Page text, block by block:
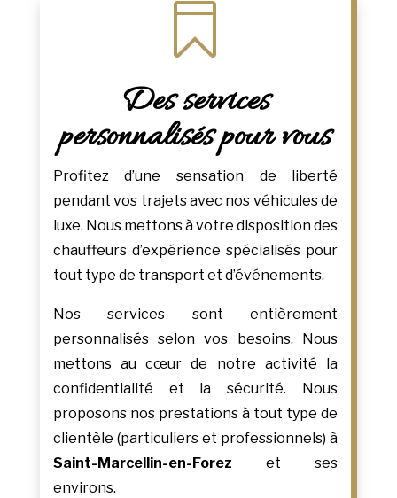

Des services
personnalisés pour vous
Profitez d’une sensation de liberté
pendant vos trajets avec nos véhicules de
luxe. Nous mettons à votre disposition des
chauffeurs d’expérience spécialisés pour
tout type de transport et d’événements.
Nos services sont entièrement
personnalisés selon vos besoins. Nous
mettons au cœur de notre activité la
confidentialité et la sécurité. Nous
proposons nos prestations à tout type de
clientèle (particuliers et professionnels) à
Saint-Marcellin-en-Forez et ses
environs.